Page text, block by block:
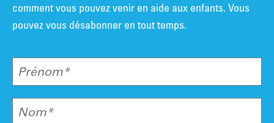
comment vous pouvez venir en aide aux enfants. Vous
pouvez vous désabonner en tout temps.
Prénom*
Nom*